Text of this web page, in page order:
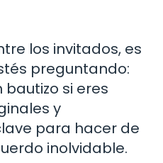
los invitados, es
preguntando:
si eres
y
para hacer de
inolvidable.